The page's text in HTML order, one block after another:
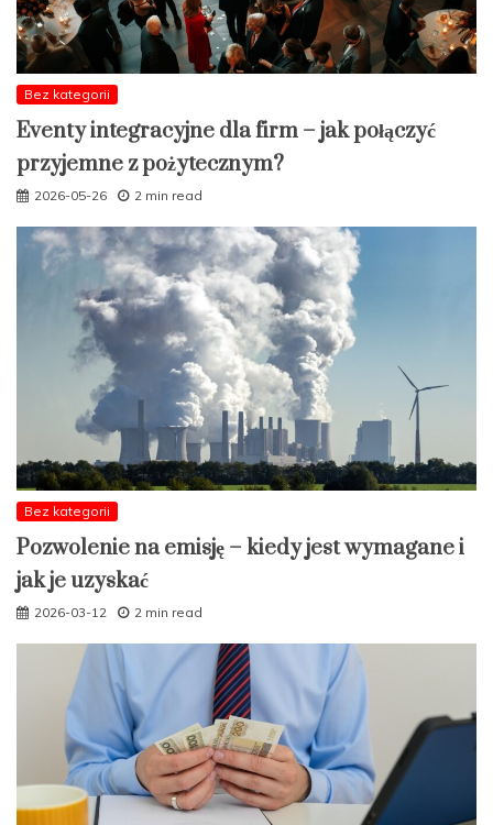
Bez kategorii
Eventy integracyjne dla firm – jak połączyć
przyjemne z pożytecznym?
2026-05-26 2 min read
Bez kategorii
Pozwolenie na emisję – kiedy jest wymagane i
jak je uzyskać
2026-03-12 2 min read